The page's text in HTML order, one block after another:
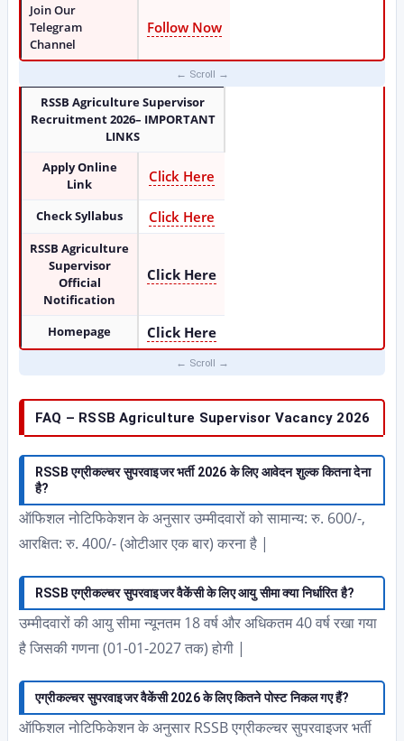
Join Our
Telegram
Channel
Follow Now
RSSB Agriculture Supervisor
Recruitment 2026– IMPORTANT
LINKS
Apply Online
Link
Click Here
Check Syllabus Click Here
RSSB Agriculture
Supervisor
Official
Notification
Click Here
Homepage Click Here
FAQ – RSSB Agriculture Supervisor Vacancy 2026
RSSB एग्रीकल्चर सुपरवाइजर भर्ती 2026 के लिए आवेदन शुल्क कितना देना
है?
ऑफिशल नोटिफिकेशन के अनुसार उम्मीदवारों को सामान्य: रु. 600/-,
आरक्षित: रु. 400/- (ओटीआर एक बार) करना है |
RSSB एग्रीकल्चर सुपरवाइजर वैकेंसी के लिए आयु सीमा क्या निर्धारित है?
उम्मीदवारों की आयु सीमा न्यूनतम 18 वर्ष और अधिकतम 40 वर्ष रखा गया
है जिसकी गणना (01-01-2027 तक) होगी |
एग्रीकल्चर सुपरवाइजर वैकेंसी 2026 के लिए कितने पोस्ट निकल गए हैं?
ऑफिशल नोटिफिकेशन के अनुसार RSSB एग्रीकल्चर सुपरवाइजर भर्ती